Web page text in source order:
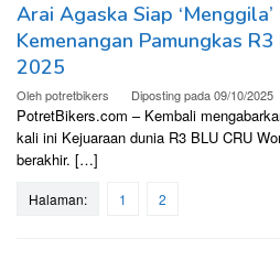
Arai Agaska Siap
Kemenangan Pamungkas
2025
Olehpotretbikers Diposting pada09/10/2025
PotretBikers.com – Kembali
kali ini Kejuaraan dunia R3 BLU CRU
berakhir. […]
Halaman: 1 2